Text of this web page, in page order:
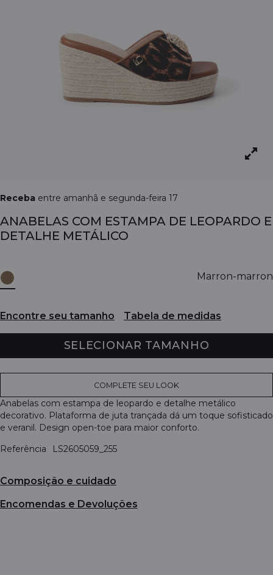
Receba entre amanhã e segunda-feira 17
ANABELAS COM ESTAMPA DE LEOPARDO E
DETALHE METÁLICO
Marron-marron
Encontre seu tamanho Tabela de medidas
SELECIONAR TAMANHO
COMPLETE SEU LOOK
Anabelas com estampa de leopardo e detalhe metálico
decorativo. Plataforma de juta trançada dá um toque sofisticado
e veranil. Design open-toe para maior conforto.
Referência
LS2605059_255
Composição e cuidado
Encomendas e Devoluções